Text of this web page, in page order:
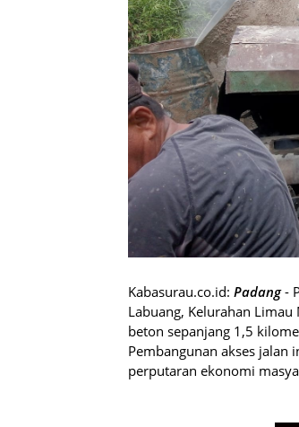
Kabasurau.co.id: Padang-
Labuang, Kelurahan
beton sepanjang 1,5
Pembangunan akses
perputaran ekonomi